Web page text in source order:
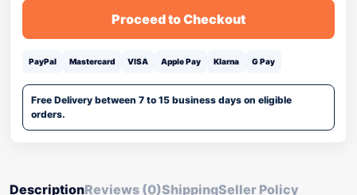
Proceed to Checkout
PayPal Mastercard VISA Apple Pay Klarna G Pay
Free Delivery between 7 to 15 business days on eligible
orders.
DescriptionReviews (0)ShippingSeller Policy